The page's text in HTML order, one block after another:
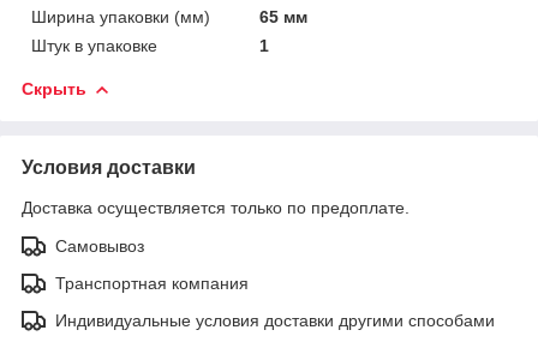
Ширина упаковки (мм)
65 мм
Штук в упаковке
1
Скрыть
Условия доставки
Доставка осуществляется только по предоплате.
Самовывоз
Транспортная компания
Индивидуальные условия доставки другими способами